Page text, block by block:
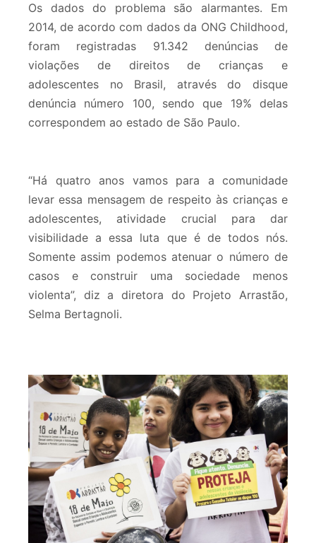
Os dados do problema são alarmantes. Em
2014, de acordo com dados da ONG Childhood,
foram registradas 91.342 denúncias de
violações de direitos de crianças e
adolescentes no Brasil, através do disque
denúncia número 100, sendo que 19% delas
correspondem ao estado de São Paulo.
“Há quatro anos vamos para a comunidade
levar essa mensagem de respeito às crianças e
adolescentes, atividade crucial para dar
visibilidade a essa luta que é de todos nós.
Somente assim podemos atenuar o número de
casos e construir uma sociedade menos
violenta”, diz a diretora do Projeto Arrastão,
Selma Bertagnoli.